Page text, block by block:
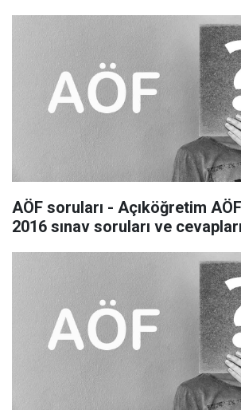
AÖF soruları - Açıköğretim
2016 sınav soruları ve